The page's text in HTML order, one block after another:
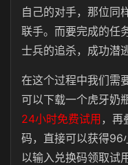
自己的对手，那位同
联手。而要完成的任
士兵的追杀，成功潜逃
在这个过程中我们需
可以下载一个虎牙奶
24小时免费试用 ，再
码，直接可以获得96
以输入兑换码领取试